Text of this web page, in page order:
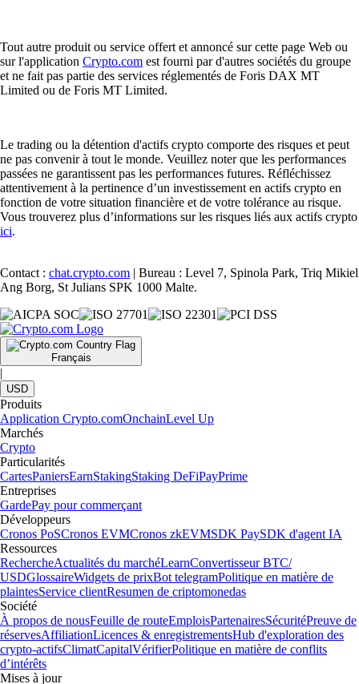
Tout autre produit ou service offert et annoncé sur cette page Web ou
sur l'application Crypto.com est fourni par d'autres sociétés du groupe
et ne fait pas partie des services réglementés de Foris DAX MT
Limited ou de Foris MT Limited.
Le trading ou la détention d'actifs crypto comporte des risques et peut
ne pas convenir à tout le monde. Veuillez noter que les performances
passées ne garantissent pas les performances futures. Réfléchissez
attentivement à la pertinence d’un investissement en actifs crypto en
fonction de votre situation financière et de votre tolérance au risque.
Vous trouverez plus d’informations sur les risques liés aux actifs crypto
ici.
Contact : chat.crypto.com | Bureau : Level 7, Spinola Park, Triq Mikiel
Ang Borg, St Julians SPK 1000 Malte.
Français
|
USD
Produits
Application Crypto.comOnchainLevel Up
Marchés
Crypto
Particularités
CartesPaniersEarnStakingStaking DeFiPayPrime
Entreprises
GardePay pour commerçant
Développeurs
Cronos PoSCronos EVMCronos zkEVMSDK PaySDK d'agent IA
Ressources
RechercheActualités du marchéLearnConvertisseur BTC/
USDGlossaireWidgets de prixBot telegramPolitique en matière de
plaintesService clientResumen de criptomonedas
Société
À propos de nousFeuille de routeEmploisPartenairesSécuritéPreuve de
réservesAffiliationLicences & enregistrementsHub d'exploration des
crypto-actifsClimatCapitalVérifierPolitique en matière de conflits
d’intérêts
Mises à jour